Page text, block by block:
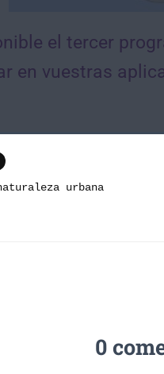
el tercer
en vuestras
urbana
0